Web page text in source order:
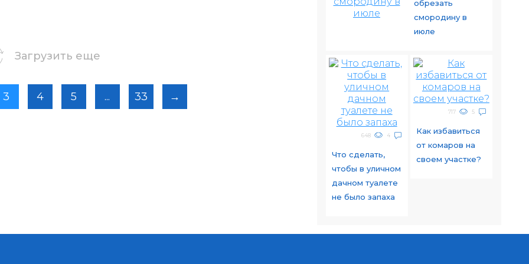
Загрузить еще
3 4 5 ... 33 →
обрезать
смородину в
июле
648 4
Что сделать,
чтобы в уличном
дачном туалете
не было запаха
717 5
Как избавиться
от комаров на
своем участке?